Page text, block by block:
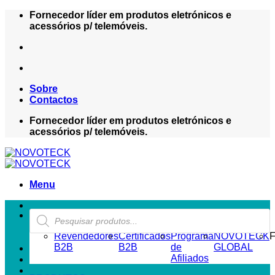
Skip
Fornecedor líder em produtos eletrónicos e
acessórios p/ telemóveis.
Sobre
Contactos
Fornecedor líder em produtos eletrónicos e
acessórios p/ telemóveis.
Menu
Products
search
ZONA REVENDEDOR-B2B
Revendedores
B2B
Certificados
B2B
Programa
de
Afiliados
NOVOTECK
GLOBAL